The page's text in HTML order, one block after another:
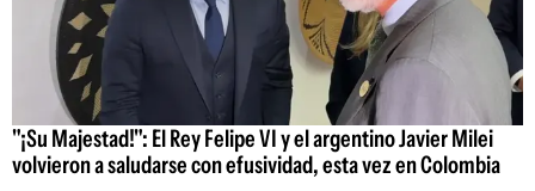
"¡Su Majestad!": El Rey Felipe VI y el argentino Javier Milei
volvieron a saludarse con efusividad, esta vez en Colombia